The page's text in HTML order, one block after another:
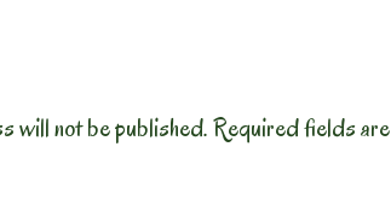
will not be published.Required fields are